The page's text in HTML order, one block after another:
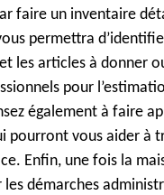
faire un inventaire
permettra
les articles à donner
pour
également à faire
pourront vous aider à
Enfin, une fois la
démarches